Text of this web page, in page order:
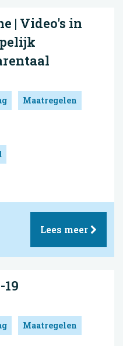
| Video's in
Maatregelen
Lees meer
Maatregelen